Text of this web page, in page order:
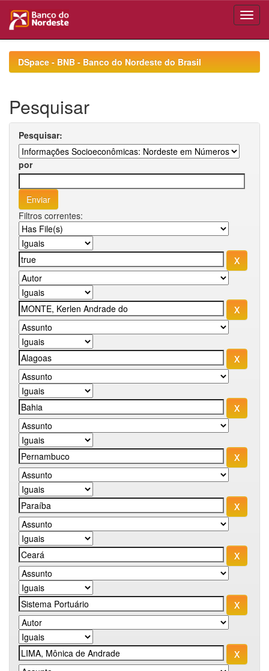
navigationDSpace - BNB - Banco do Nordeste do Brasil
Pesquisar
Pesquisar:
por
Filtros correntes: